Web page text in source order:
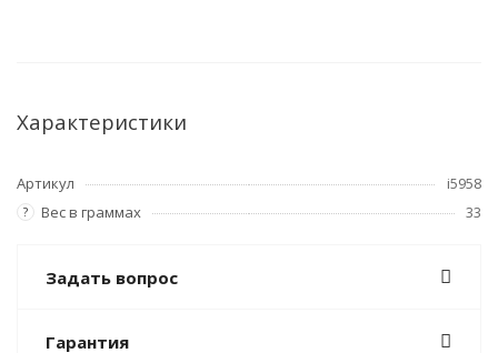
Характеристики
Артикул i5958
? Вес в граммах 33
Задать вопрос
Гарантия